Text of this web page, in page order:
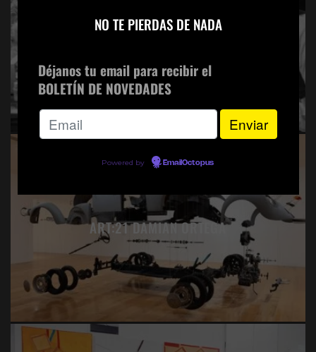
FRITZ LANG: SCARLET STREET |
ART:21 DAMIAN ORTEGA
NO TE PIERDAS DE NADA
Déjanos tu email para recibir el
BOLETÍN DE NOVEDADES
Powered by EmailOctopus